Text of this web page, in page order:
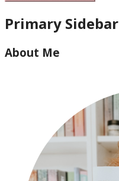
Primary Sidebar
About Me